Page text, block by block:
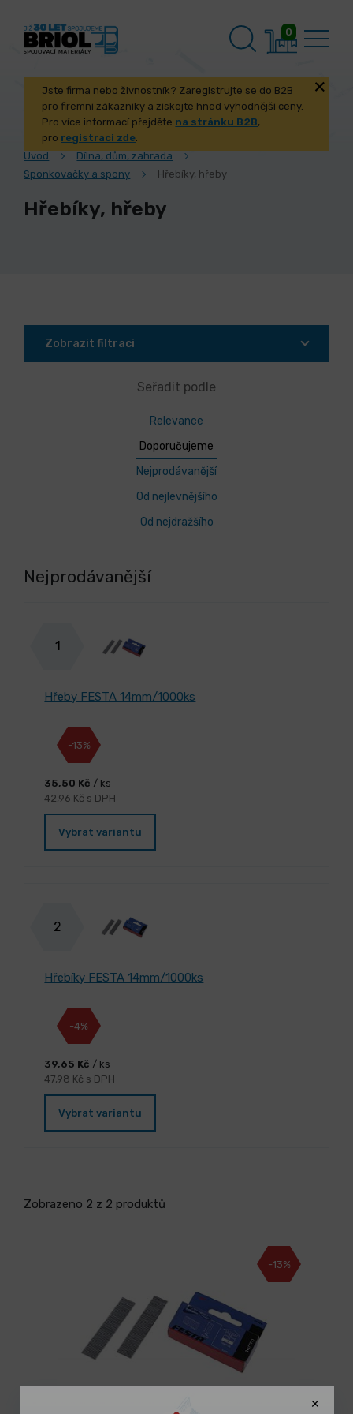
0
Jste firma nebo živnostník? Zaregistrujte se do B2B
pro firemní zákazníky a získejte hned výhodnější ceny.
Pro více informací přejděte na stránku B2B,
pro registraci zde.
Úvod
Dílna, dům, zahrada
Sponkovačky a spony
Hřebíky, hřeby
Hřebíky, hřeby
Zobrazit filtraci
Seřadit podle
Relevance
Doporučujeme
Nejprodávanější
Od nejlevnějšího
Od nejdražšího
Nejprodávanější
1
Hřeby FESTA 14mm/1000ks
-13%
35,50 Kč / ks
42,96 Kč s DPH
Vybrat variantu
2
Hřebíky FESTA 14mm/1000ks
-4%
39,65 Kč / ks
47,98 Kč s DPH
Vybrat variantu
Zobrazeno 2 z 2 produktů
-13%